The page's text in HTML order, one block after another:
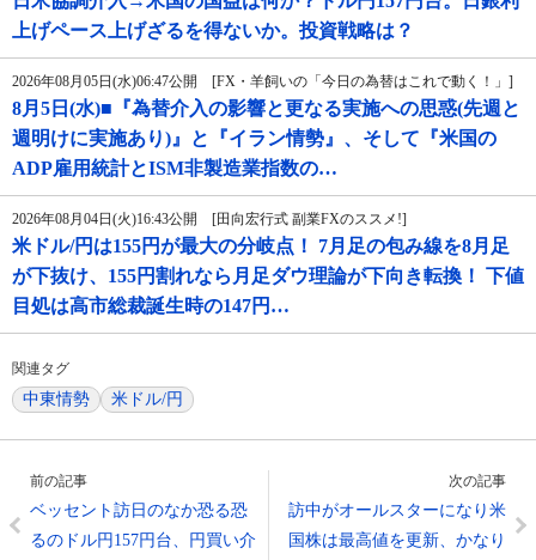
上げペース上げざるを得ないか。投資戦略は？
2026年08月05日(水)06:47公開 [FX・羊飼いの「今日の為替はこれで動く！」]
8月5日(水)■『為替介入の影響と更なる実施への思惑(先週と
週明けに実施あり)』と『イラン情勢』、そして『米国の
ADP雇用統計とISM非製造業指数の…
2026年08月04日(火)16:43公開 [田向宏行式 副業FXのススメ!]
米ドル/円は155円が最大の分岐点！ 7月足の包み線を8月足
が下抜け、155円割れなら月足ダウ理論が下向き転換！ 下値
目処は高市総裁誕生時の147円…
関連タグ
中東情勢 米ドル/円
前の記事
ベッセント訪日のなか恐る恐
るのドル円157円台、円買い介
次の記事
訪中がオールスターになり米
国株は最高値を更新、かなり